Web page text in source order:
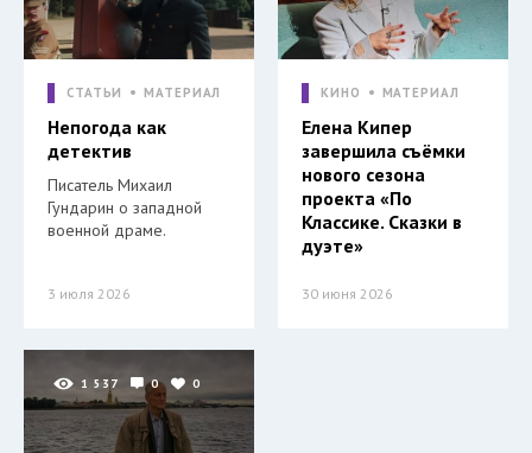
СТАТЬИ МАТЕРИАЛ
Непогода как
детектив
Писатель Михаил
Гундарин о западной
военной драме.
3 июля 2026
КИНО МАТЕРИАЛ
Елена Кипер
завершила съёмки
нового сезона
проекта «По
Классике. Сказки в
дуэте»
30 июня 2026
1 537 0 0